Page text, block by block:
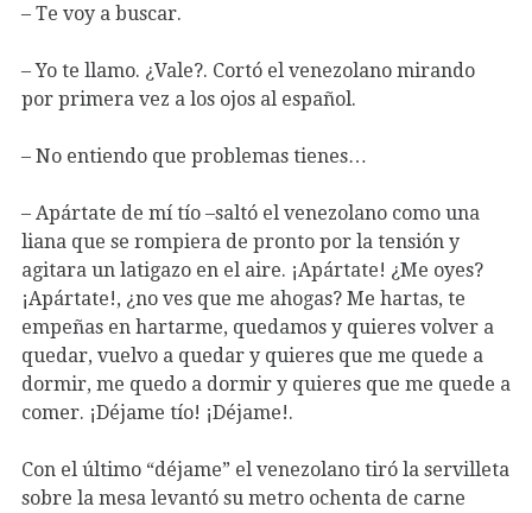
– Te voy a buscar.
– Yo te llamo. ¿Vale?. Cortó el venezolano mirando
por primera vez a los ojos al español.
– No entiendo que problemas tienes…
– Apártate de mí tío –saltó el venezolano como una
liana que se rompiera de pronto por la tensión y
agitara un latigazo en el aire. ¡Apártate! ¿Me oyes?
¡Apártate!, ¿no ves que me ahogas? Me hartas, te
empeñas en hartarme, quedamos y quieres volver a
quedar, vuelvo a quedar y quieres que me quede a
dormir, me quedo a dormir y quieres que me quede a
comer. ¡Déjame tío! ¡Déjame!.
Con el último “déjame” el venezolano tiró la servilleta
sobre la mesa levantó su metro ochenta de carne